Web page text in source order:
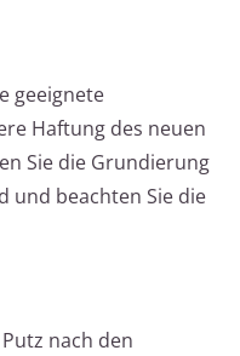
geeignete
Haftung des neuen
Sie die Grundierung
und beachten Sie die
nach den